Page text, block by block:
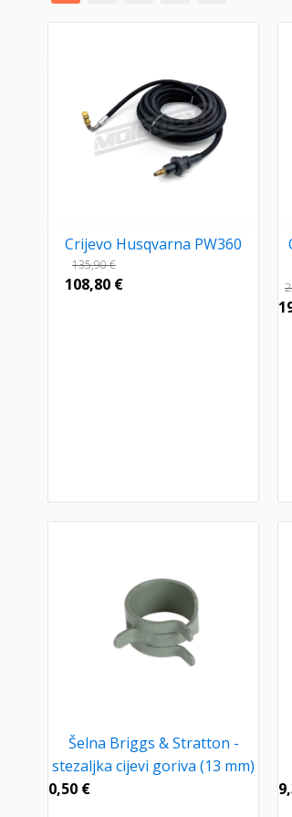
Crijevo Husqvarna PW360
135,90€
108,80 €
Šelna Briggs & Stratton -
stezaljka cijevi goriva (13 mm)
0,50 €